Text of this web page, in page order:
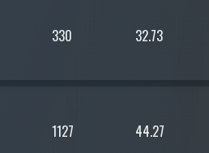
330 32.73
1127 44.27